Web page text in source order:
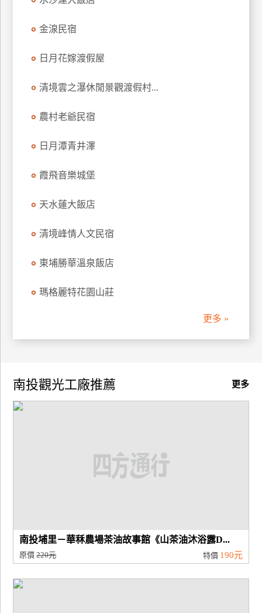
金湶民宿
日月花嫁渡假屋
清境雲之瀑休閒景觀渡假村...
農村老爺民宿
日月潭青井澤
霞飛音樂城堡
天水蓮大飯店
清境峰情人文民宿
東埔勝華溫泉飯店
瑪格麗特花園山莊
更多 »
更多
南投觀光工廠推薦
南投埔里－華秝農場茶油故事館《山茶油沐浴露D...
原價220元 特價 190元